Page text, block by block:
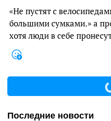
«Не пустят с
большими сумками.» а
хотя люди в себе
Последние новости